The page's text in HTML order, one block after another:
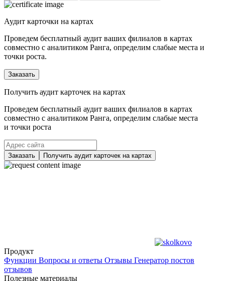
Аудит карточки на картах
Проведем бесплатный аудит ваших филиалов в картах
совместно с аналитиком Ранга, определим слабые места и
точки роста.
Заказать
Получить аудит карточек на картах
Проведем бесплатный аудит ваших филиалов в картах
совместно с аналитиком Ранга, определим слабые места
и точки роста
Заказать Получить аудит карточек на картах
Продукт
Функции Вопросы и ответы Отзывы Генератор постов
отзывов
Полезные материалы